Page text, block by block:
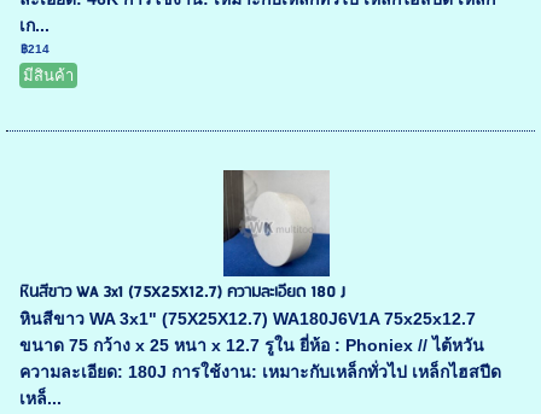
เก...
฿214
มีสินค้า
หินสีขาว WA 3x1 (75X25X12.7) ความละเอียด 180 J
หินสีขาว WA 3x1" (75X25X12.7) WA180J6V1A 75x25x12.7
ขนาด 75 กว้าง x 25 หนา x 12.7 รูใน ยี่ห้อ : Phoniex // ไต้หวัน
ความละเอียด: 180J การใช้งาน: เหมาะกับเหล็กทั่วไป เหล็กไฮสปีด
เหล็...